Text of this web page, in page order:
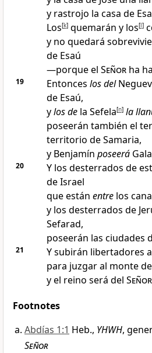
y rastrojo la casa de
Los[k]quemarán y los[l]
y no quedará
de Esaú
—porque el Señorha
19 Entonces los delNeguev
de Esaú,
ylos dela Sefela[n] la
poseerán también el
territorio de Samaria,
y Benjamín poseerá
20
Y los desterrados de
de Israel
que están entrelos
y los desterrados de
Sefarad,
poseerán las ciudades
21 Y subirán libertadores
para juzgar al monte
y el reino será del Señor
Footnotes
Abdías 1:1 Heb., YHWH,
Señor